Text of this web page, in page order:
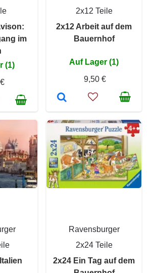
im
(1)
2x12 Teile
2x12 Arbeit auf dem
Bauernhof
Auf Lager (1)
9,50 €
Ravensburger
2x24 Teile
2x24 Ein Tag auf dem